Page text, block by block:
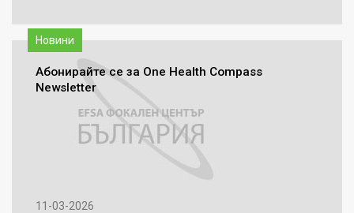
Новини
Абонирайте се за One Health Compass
Newsletter
11-03-2026